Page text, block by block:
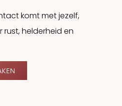
komt met jezelf,
helderheid en